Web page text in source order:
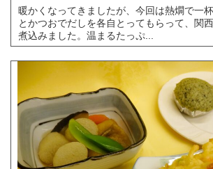
暖かくなってきましたが、今回は熱燗で一
とかつおでだしを各自とってもらって、関
煮込みました。温まるたっぷ...